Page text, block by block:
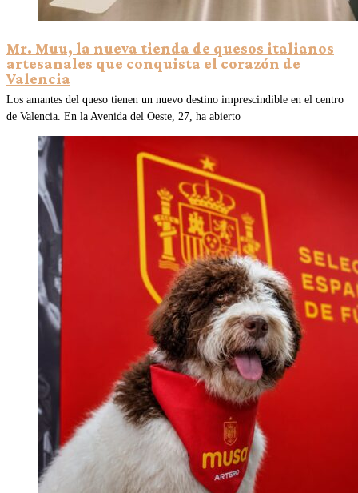
Mr. Muu, la nueva tienda de quesos italianos
artesanales que conquista el corazón de
Valencia
Los amantes del queso tienen un nuevo destino imprescindible en el centro
de Valencia. En la Avenida del Oeste, 27, ha abierto